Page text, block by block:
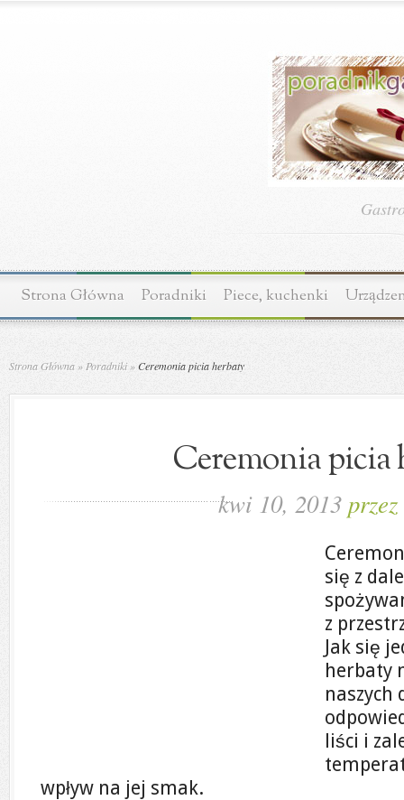
Strona Główna Poradniki Piece, kuchenki
Strona Główna » Poradniki »Ceremonia picia herbaty
Ceremonia picia
kwi 10, 2013 przez
się z
z
Jak się
herbaty
naszych
liści i
wpływ na jej smak.